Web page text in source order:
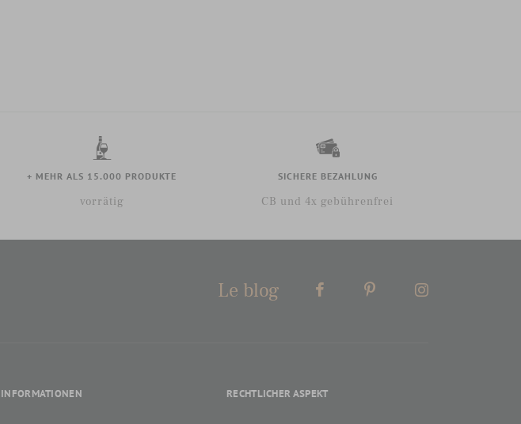
+ MEHR ALS 15.000 PRODUKTE
vorrätig
SICHERE BEZAHLUNG
CB und 4x gebührenfrei
Le blog
INFORMATIONEN RECHTLICHER ASPEKT